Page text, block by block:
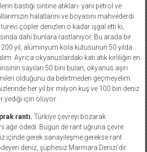
bastığı sintine atıkları- yani petrol ve
halatlarını ve boyasını mahvederdi.
çöpler denizleri o kadar işgal etti ki,
dahi bunlara rastlanıyor. Bu arada bir
yıl, alüminyum kola kutusunun 50 yılda
Ayrıca okyanuslardaki katı atık kirliliğin en
sayıları 50 bini bulan, okyanus aşırı
olduğunu da belirtmeden geçmeyelim.
her yıl bir milyon kuş ve 100 bin deniz
yediği için ölüyor.
rantı. Türkiye çevreyi bozarak
ağır ödedi. Bugün de rant uğruna çevre
içinde gerek sanayileşme gerekse rant
deniz, şüphesiz Marmara Denizi’dir.